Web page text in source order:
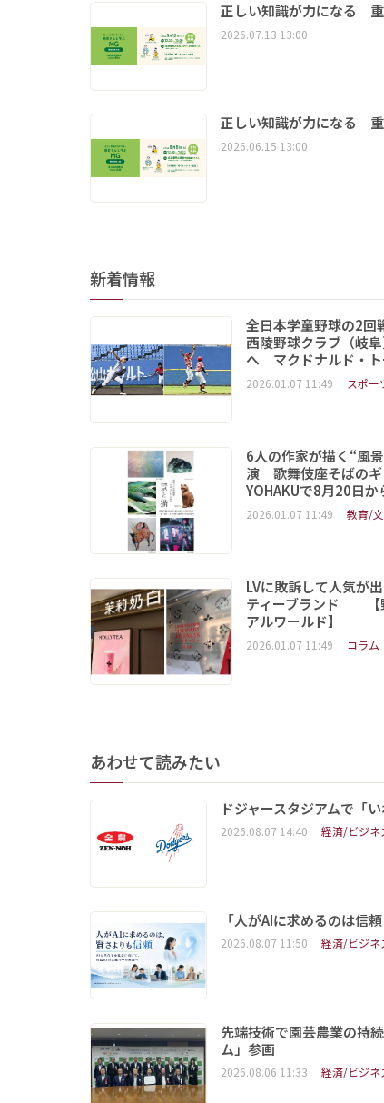
正しい知識が力になる
2026.07.13 13:00
正しい知識が力になる
2026.06.15 13:00
新着情報
全日本学童野球の2
西陵野球クラブ（岐
へ マクドナルド・ト
2026.01.07 11:49 スポー
6人の作家が描く“風
演 歌舞伎座そばのギ
YOHAKUで8月20日か
2026.01.07 11:49 教育/
LVに敗訴して人気が
ティーブランド 【
アルワールド】
2026.01.07 11:49 コラム
あわせて読みたい
ドジャースタジアムで「
2026.08.07 14:40 経済/ビジネ
「人がAIに求めるのは
2026.08.07 11:50 経済/ビジネ
先端技術で園芸農業の持
ム」参画
2026.08.06 11:33 経済/ビジネ